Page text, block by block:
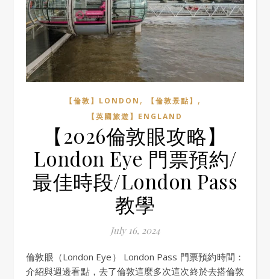
【倫敦】LONDON , 【倫敦景點】 ,
【英國旅遊】ENGLAND
【2026倫敦眼攻略】
London Eye 門票預約/
最佳時段/London Pass
教學
July 16, 2024
倫敦眼（London Eye） London Pass 門票預約時間：
介紹與週邊看點，去了倫敦這麼多次這次終於去搭倫敦